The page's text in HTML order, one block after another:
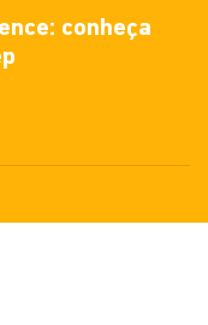
conheça